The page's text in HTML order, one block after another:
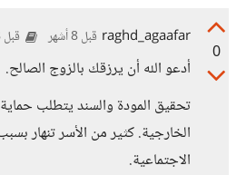
0
raghd_agaafar قبل 8 أشهر قبل 8 أشهر
أدعو الله أن يرزقك بالزوج الصالح.
تحقيق المودة والسند يتطلب
الخارجية. كثير من الأسر تنهار
الاجتماعية.